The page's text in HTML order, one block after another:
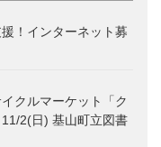
！インターネット募
クルマーケット「ク
2(日) 基山町立図書